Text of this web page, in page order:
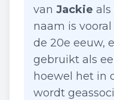
van Jackie als
naam is
de 20e eeuw,
gebruikt als
hoewel het in
wordt